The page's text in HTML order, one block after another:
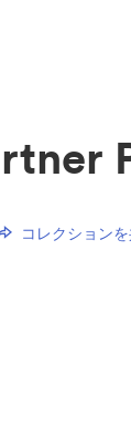
コレクション